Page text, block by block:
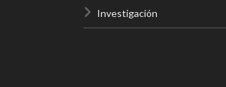
Investigación